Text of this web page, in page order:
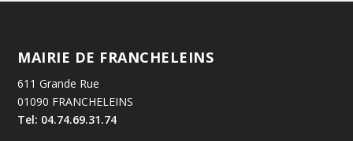
MAIRIE DE FRANCHELEINS
611 Grande Rue
01090 FRANCHELEINS
Tel: 04.74.69.31.74